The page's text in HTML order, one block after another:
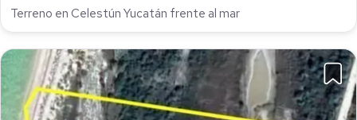
Terreno en Celestún Yucatán frente al mar